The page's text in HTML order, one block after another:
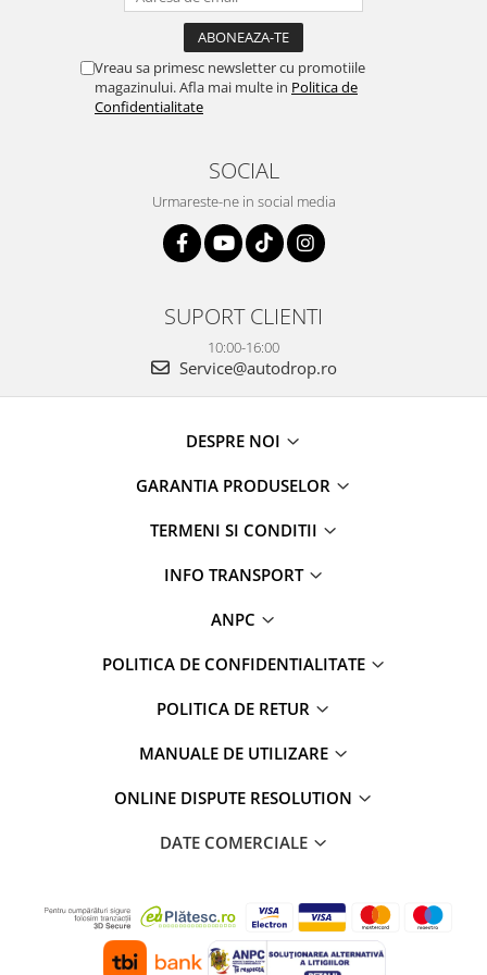
Vreau sa primesc newsletter cu promotiile
magazinului. Afla mai multe in Politica de
Confidentialitate
SOCIAL
Urmareste-ne in social media
SUPORT CLIENTI
10:00-16:00
Service@autodrop.ro
DESPRE NOI
GARANTIA PRODUSELOR
TERMENI SI CONDITII
INFO TRANSPORT
ANPC
POLITICA DE CONFIDENTIALITATE
POLITICA DE RETUR
MANUALE DE UTILIZARE
ONLINE DISPUTE RESOLUTION
DATE COMERCIALE